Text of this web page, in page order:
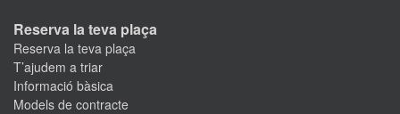
Reserva la teva plaça
Reserva la teva plaça
T’ajudem a triar
Informació bàsica
Models de contracte